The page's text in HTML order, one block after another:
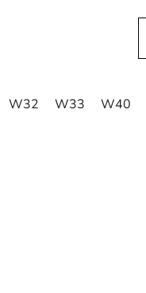
W32 W33 W40